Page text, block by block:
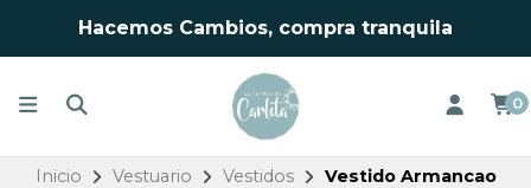
Hacemos Cambios, compra tranquila
0
Inicio Vestuario Vestidos Vestido Armancao